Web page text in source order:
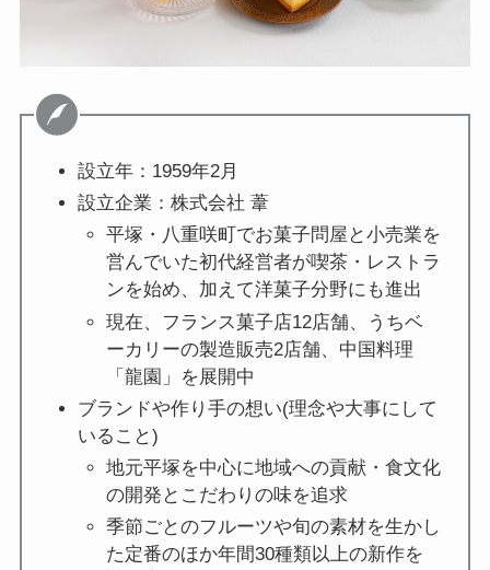
設立年：1959年2月
設立企業：株式会社 葦
平塚・⼋重咲町でお菓⼦問屋と⼩売業を
営んでいた初代経営者が喫茶・レストラ
ンを始め、加えて洋菓⼦分野にも進出
現在、フランス菓⼦店12店舗、うちベ
ーカリーの製造販売2店舗、中国料理
「⿓園」を展開中
ブランドや作り手の想い(理念や大事にして
いること)
地元平塚を中心に地域への貢献・食文化
の開発とこだわりの味を追求
季節ごとのフルーツや旬の素材を生かし
た定番のほか年間30種類以上の新作を